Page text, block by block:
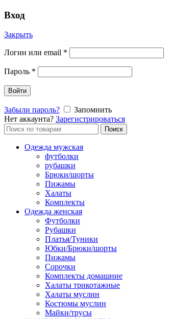
Вход
Закрыть
Логин или email *
Пароль *
Войти
Забыли пароль?
Запомнить
Нет аккаунта? Зарегистрироваться
Поиск
по:
Поиск
Одежда мужская
футболки
рубашки
Брюки/шорты
Пижамы
Халаты
Комплекты
Одежда женская
Футболки
Рубашки
Платья/Туники
Юбки/Брюки/шорты
Пижамы
Сорочки
Комплекты домашние
Халаты трикотажные
Халаты муслин
Костюмы муслин
Майки/трусы